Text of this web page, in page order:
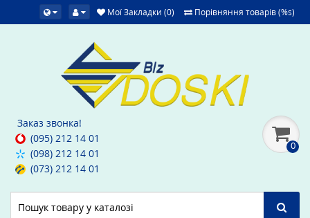
Мої Закладки (0) Порівняння товарів (%s)
Заказ звонка!
(095) 212 14 01
(098) 212 14 01
(073) 212 14 01
0